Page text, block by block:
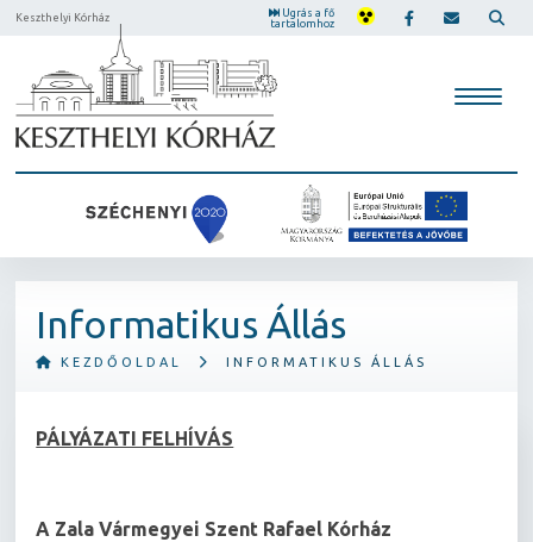
Keszthelyi Kórház
Ugrás a fő
tartalomhoz
Informatikus Állás
KEZDŐOLDAL INFORMATIKUS ÁLLÁS
PÁLYÁZATI FELHÍVÁS
A Zala Vármegyei Szent Rafael Kórház